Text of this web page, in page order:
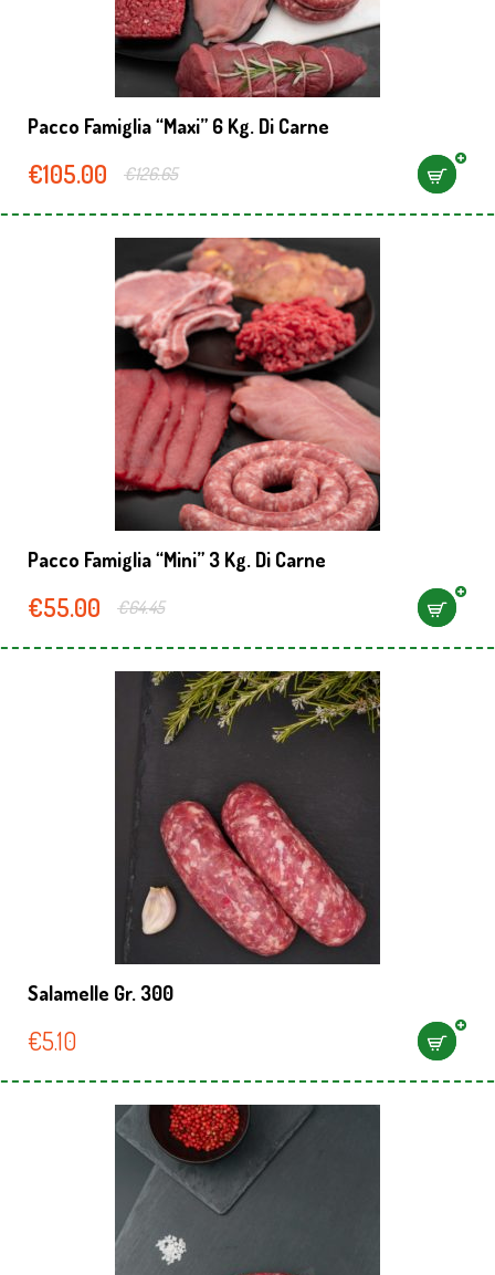
Pacco Famiglia “maxi” 6 Kg. Di Carne
€126.65
€105.00
Pacco Famiglia “mini” 3 Kg. Di Carne
€64.45
€55.00
Salamelle Gr. 300
€5.10